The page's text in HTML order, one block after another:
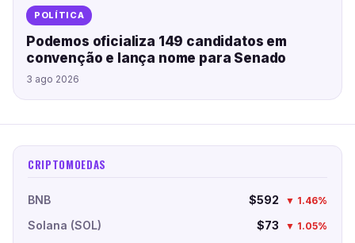
POLÍTICA
Podemos oficializa 149 candidatos em
convenção e lança nome para Senado
3 ago 2026
CRIPTOMOEDAS
BNB $592 ▼ 1.46%
Solana (SOL) $73 ▼ 1.05%